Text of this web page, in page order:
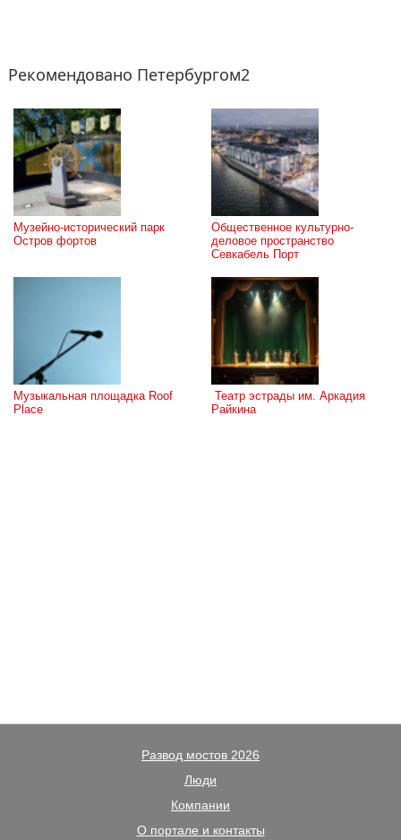
Рекомендовано Петербургом2
Музейно-исторический парк
Остров фортов
Общественное культурно-
деловое пространство
Севкабель Порт
Музыкальная площадка Roof
Place
Райкина
Развод мостов 2026
Люди
Компании
О портале и контакты